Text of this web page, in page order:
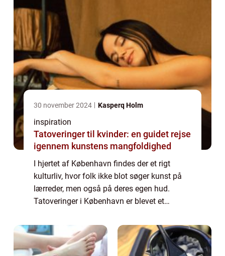
30 november 2024 Kasperq Holm
inspiration
Tatoveringer til kvinder: en guidet rejse
igennem kunstens mangfoldighed
I hjertet af København findes der et rigt
kulturliv, hvor folk ikke blot søger kunst på
lærreder, men også på deres egen hud.
Tatoveringer i København er blevet et